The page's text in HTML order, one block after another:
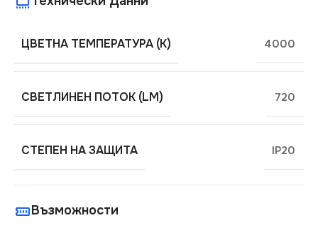
ЦВЕТНА ТЕМПЕРАТУРА (K) 4000
СВЕТЛИНЕН ПОТОК (LM) 720
СТЕПЕН НА ЗАЩИТА IP20
Възможности